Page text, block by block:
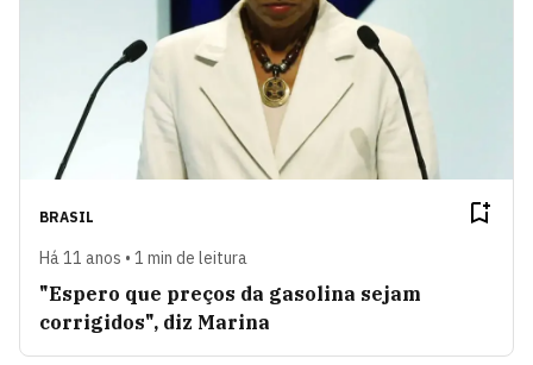
BRASIL
Há 11 anos • 1 min de leitura
"Espero que preços da gasolina sejam
corrigidos", diz Marina